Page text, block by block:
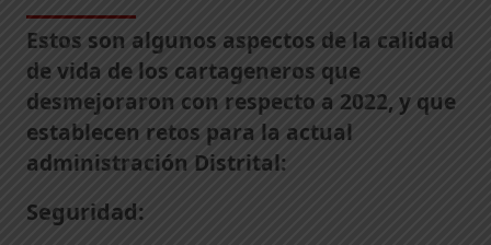
Estos son algunos aspectos de la calidad
de vida de los cartageneros que
desmejoraron con respecto a 2022, y que
establecen retos para la actual
administración Distrital:
Seguridad: